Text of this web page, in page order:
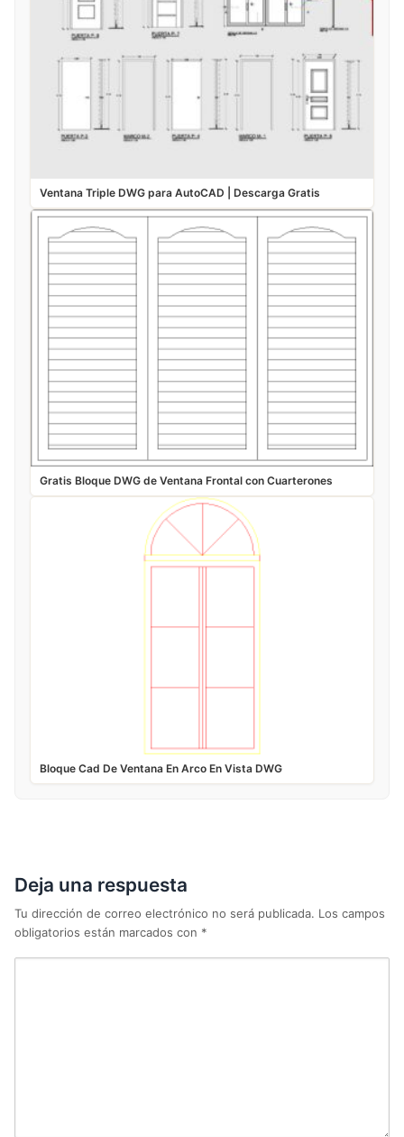
Ventana Triple DWG para AutoCAD | Descarga Gratis
Gratis Bloque DWG de Ventana Frontal con Cuarterones
Bloque Cad De Ventana En Arco En Vista DWG
Deja una respuesta
Tu dirección de correo electrónico no será publicada. Los campos
obligatorios están marcados con *